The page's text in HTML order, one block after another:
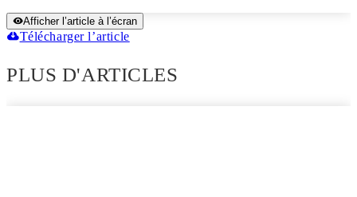
Afficher l’article à l’écran
Télécharger l’article
PLUS D'ARTICLES